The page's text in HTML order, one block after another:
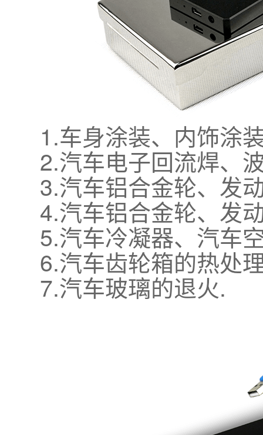
1.车身涂装、内饰涂
2.汽车电子回流焊、
3.汽车铝合金轮、发
4.汽车铝合金轮、发
5.汽车冷凝器、汽车
6.汽车齿轮箱的热处
7.汽车玻璃的退火.